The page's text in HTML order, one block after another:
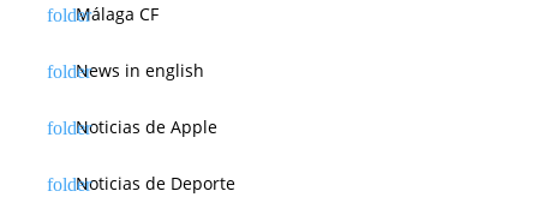
Málaga CF
News in english
Noticias de Apple
Noticias de Deporte